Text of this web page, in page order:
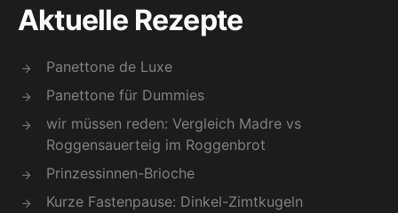
Aktuelle Rezepte
Panettone de Luxe
Panettone für Dummies
wir müssen reden: Vergleich Madre vs
Roggensauerteig im Roggenbrot
Prinzessinnen-Brioche
Kurze Fastenpause: Dinkel-Zimtkugeln